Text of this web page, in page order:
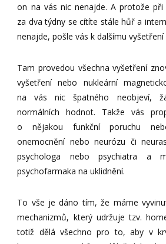
on na vás nic nenajde. A protože
za dva týdny se cítíte stále hůř a
nenajde, pošle vás k dalšímu
Tam provedou všechna vyšetření
vyšetření nebo nukleární
na vás nic špatného neobjeví,
normálních hodnot. Takže vás
o nějakou funkční poruchu
onemocnění nebo neurózu či
psychologa nebo psychiatra a
psychofarmaka na uklidnění.
To vše je dáno tím, že máme
mechanizmů, který udržuje tzv.
totiž dělá všechno pro to, aby v